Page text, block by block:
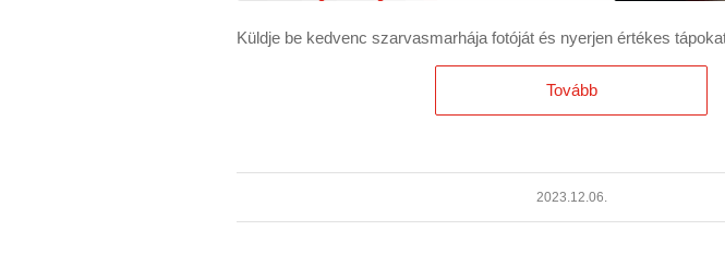
Küldje be kedvenc szarvasmarhája fotóját és nyerjen értékes
Tovább
2023.12.06.